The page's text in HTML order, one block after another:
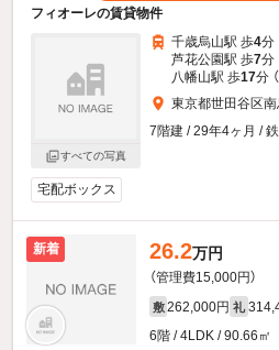
フィオーレの賃貸物件
すべての写真
千歳烏山駅 歩4分
芦花公園駅 歩7分
八幡山駅 歩17分
東京都世田谷区南
7階建 / 29年4ヶ月 /
宅配ボックス
新着 26.2万円
（管理費15,000円）
敷 262,000円 礼
6階 / 4LDK / 90.66㎡